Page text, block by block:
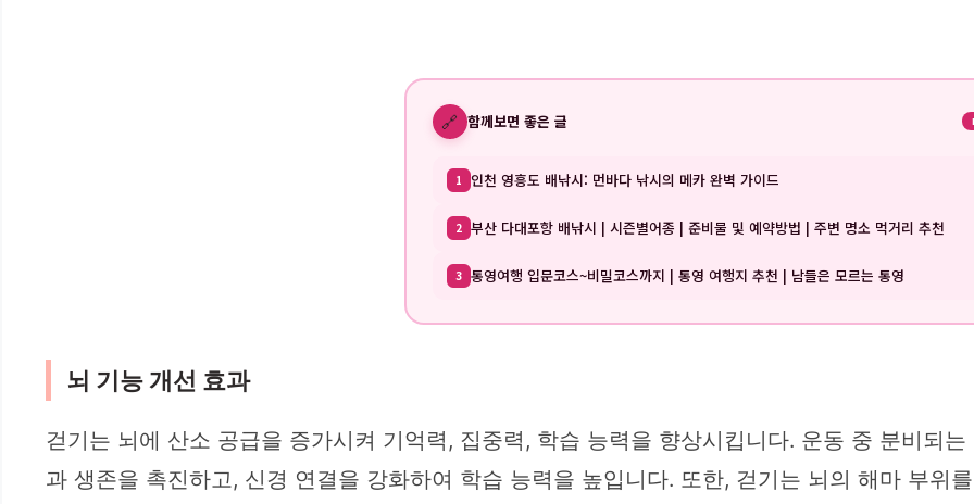
🔗 함께보면 좋은 글
1 인천 영흥도 배낚시: 먼바다 낚시의 메카 완벽 가이드
2 부산 다대포항 배낚시 | 시즌별어종 | 준비물 및 예약방법 | 주변 명소 먹거리 추천
3 통영여행 입문코스~비밀코스까지 | 통영 여행지 추천 | 남들은 모르는 통영
뇌 기능 개선 효과
걷기는 뇌에 산소 공급을 증가시켜 기억력, 집중력, 학습 능력을 향상시킵니다. 운동 중 분비되
과 생존을 촉진하고, 신경 연결을 강화하여 학습 능력을 높입니다. 또한, 걷기는 뇌의 해마 부위